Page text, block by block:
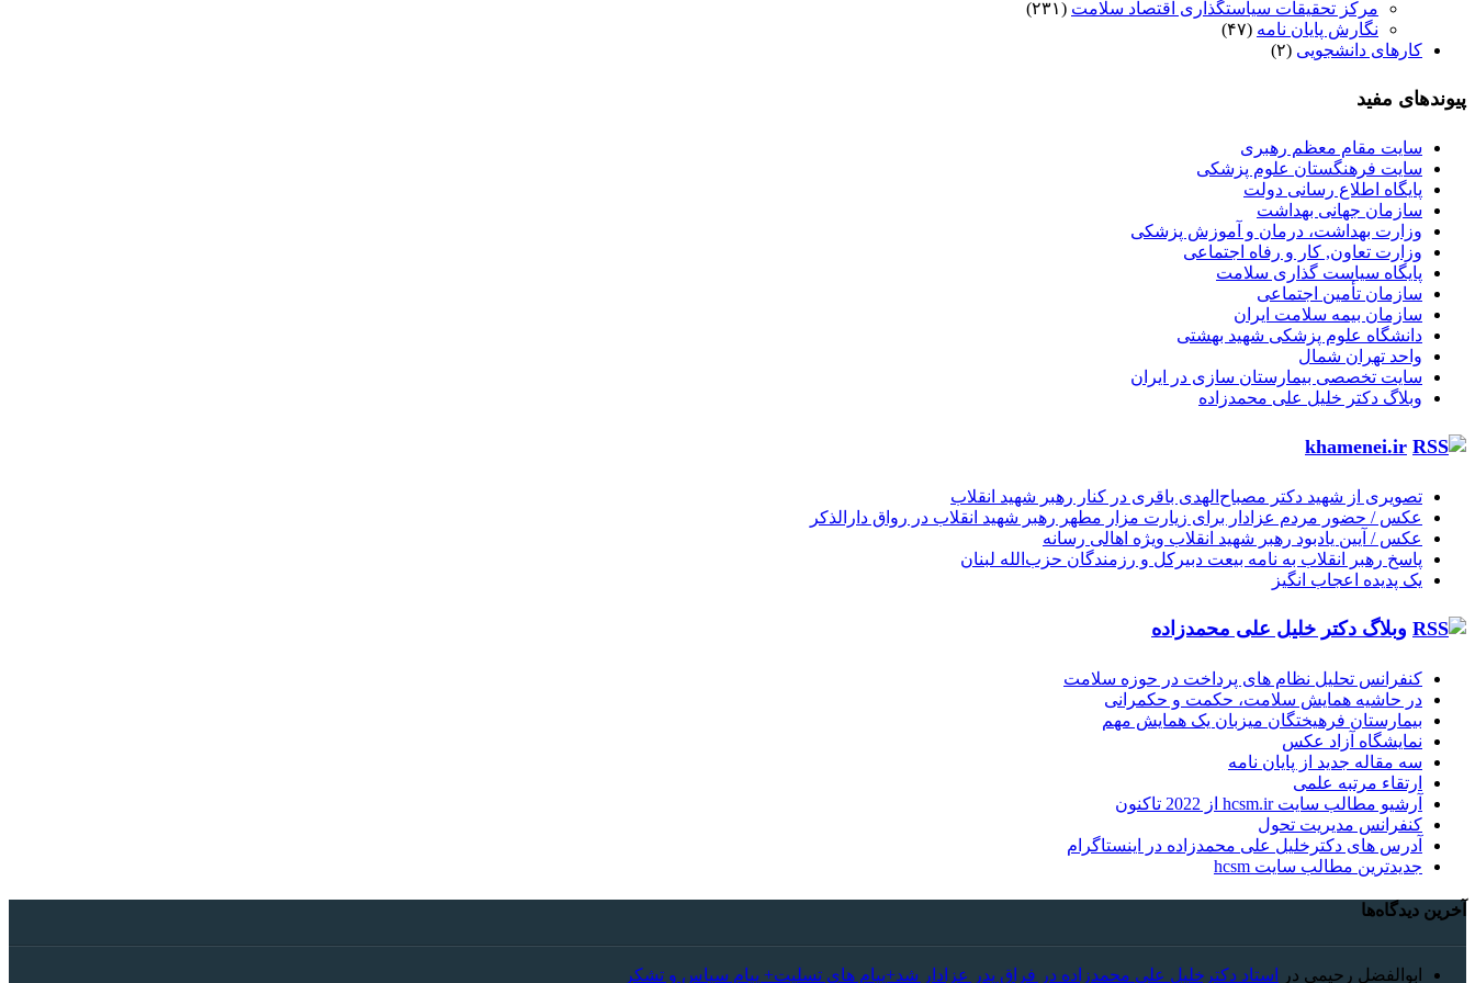
مرکز تحقیقات سیاستگذاری اقتصاد سلامت (۲۳۱)
نگارش پایان نامه (۴۷)
کارهای دانشجویی (۲)
پیوندهای مفید
سایت مقام معظم رهبری
سایت فرهنگستان علوم پزشکی
پایگاه اطلاع رسانی دولت
سازمان جهانی بهداشت
وزارت بهداشت، درمان و آموزش پزشکی
وزارت تعاون, کار و رفاه اجتماعی
پایگاه سیاست گذاری سلامت
سازمان تأمین اجتماعی
سازمان بیمه سلامت ایران
دانشگاه علوم پزشکی شهید بهشتی
واحد تهران شمال
سایت تخصصی بیمارستان سازی در ایران
وبلاگ دکتر خلیل علی محمدزاده
khamenei.ir
تصویری از شهید دکتر مصباح‌الهدی باقری در کنار رهبر شهید انقلاب
عکس / حضور مردم عزادار برای زیارت مزار مطهر رهبر شهید انقلاب در رواق دارالذکر
عکس / آیین یادبود رهبر شهید انقلاب ویژه اهالی رسانه
پاسخ رهبر انقلاب به نامه بیعت دبیرکل و رزمندگان حزب‌الله لبنان
یک پدیده اعجاب انگیز
وبلاگ دکتر خلیل علی محمدزاده
کنفرانس تحلیل نظام های پرداخت در حوزه سلامت
در حاشیه همایش سلامت، حکمت و حکمرانی
بیمارستان فرهیختگان میزبان یک همایش مهم
نمایشگاه آزاد عکس
سه مقاله جدید از پایان نامه
ارتقاء مرتبه علمی
آرشیو مطالب سایت hcsm.ir از 2022 تاکنون
کنفرانس مدیریت تحول
آدرس های دکترخلیل علی محمدزاده در اینستاگرام
جدیدترین مطالب سایت hcsm
آخرین دیدگاه‌ها
ابوالفضل رحیمی در استاد دکترخلیل علی محمدزاده در فراق پدر عزادار شد+پیام های تسلیت+ پیام سپاس و تشکر